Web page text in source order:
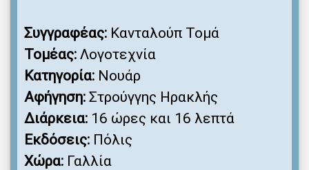
Συγγραφέας: Κανταλούπ Τομά
Τομέας: Λογοτεχνία
Κατηγορία: Νουάρ
Αφήγηση: Στρούγγης Ηρακλής
Διάρκεια: 16 ώρες και 16 λεπτά
Εκδόσεις: Πόλις
Χώρα: Γαλλία